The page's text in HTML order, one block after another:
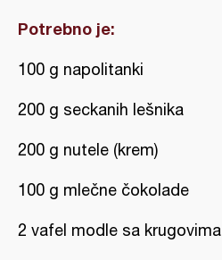
Potrebno je:
100 g napolitanki
200 g seckanih lešnika
200 g nutele (krem)
100 g mlečne čokolade
2 vafel modle sa krugovima